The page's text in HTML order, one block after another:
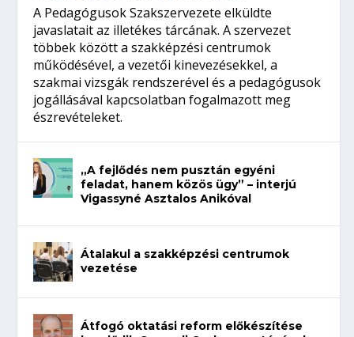
A Pedagógusok Szakszervezete elküldte
javaslatait az illetékes tárcának. A szervezet
többek között a szakképzési centrumok
működésével, a vezetői kinevezésekkel, a
szakmai vizsgák rendszerével és a pedagógusok
jogállásával kapcsolatban fogalmazott meg
észrevételeket.
„A fejlődés nem pusztán egyéni
feladat, hanem közös ügy” – interjú
Vigassyné Asztalos Anikóval
Átalakul a szakképzési centrumok
vezetése
Átfogó oktatási reform előkészítése